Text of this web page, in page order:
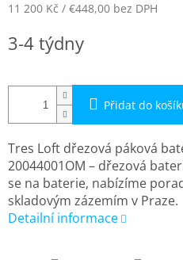
11 200 Kč / €448,00 bez DPH
cena:
3-4 týdny
Přidat do
Tres Loft dřezová páková
20044001OM – dřezová
se na baterie, nabízíme
skladovým zázemím v Praze.
Detailní informace